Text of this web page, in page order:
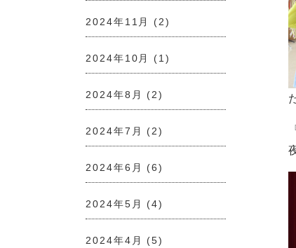
2024年11月 (2)
2024年10月 (1)
2024年8月 (2)
2024年7月 (2)
2024年6月 (6)
2024年5月 (4)
2024年4月 (5)